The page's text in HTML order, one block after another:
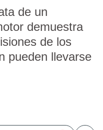
de un
demuestra
de los
pueden llevarse